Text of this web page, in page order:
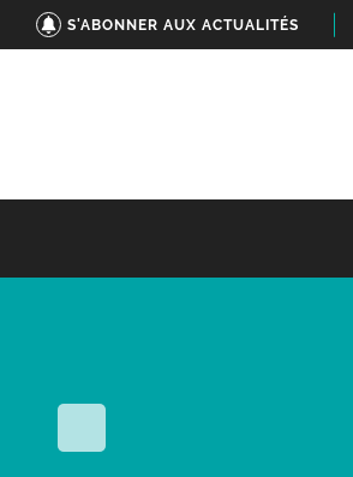
S'ABONNER AUX ACTUALITÉS